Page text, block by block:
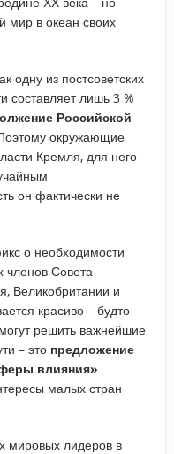
мир в океан своих
одну из постсоветских
составляет лишь 3 %
Российской
окружающие
Кремля, для него
он фактически не
о необходимости
членов Совета
Великобритании и
красиво – будто
решить важнейшие
– это предложение
влияния»
малых стран
мировых лидеров в